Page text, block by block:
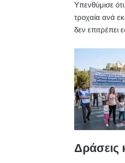
Υπενθύμισε
τροχαία ανά
δεν επιτρέπει
Δράσεις